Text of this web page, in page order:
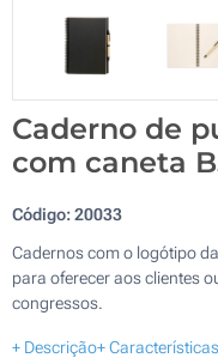
Caderno de
com caneta
Código:20033
Cadernos com o logótipo
para oferecer aos clientes
congressos.
+ Descrição+ Características